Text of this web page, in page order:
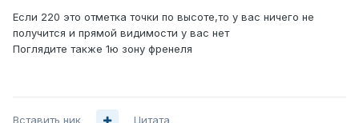
Если 220 это отметка точки по высоте,то у вас ничего не
получится и прямой видимости у вас нет
Поглядите также 1ю зону френеля
Вставить ник Цитата